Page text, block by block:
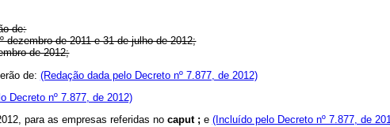
de:
dezembro de 2011 e 31 de julho de 2012;
de 2012;
de: (Redação dada pelo Decreto nº 7.877, de 2012)
Decreto nº 7.877, de 2012)
para as empresas referidas no caput ; e (Incluído pelo Decreto nº 7.877, de